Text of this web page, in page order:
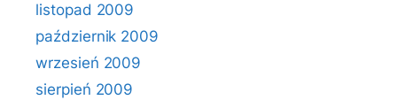
listopad 2009
październik 2009
wrzesień 2009
sierpień 2009